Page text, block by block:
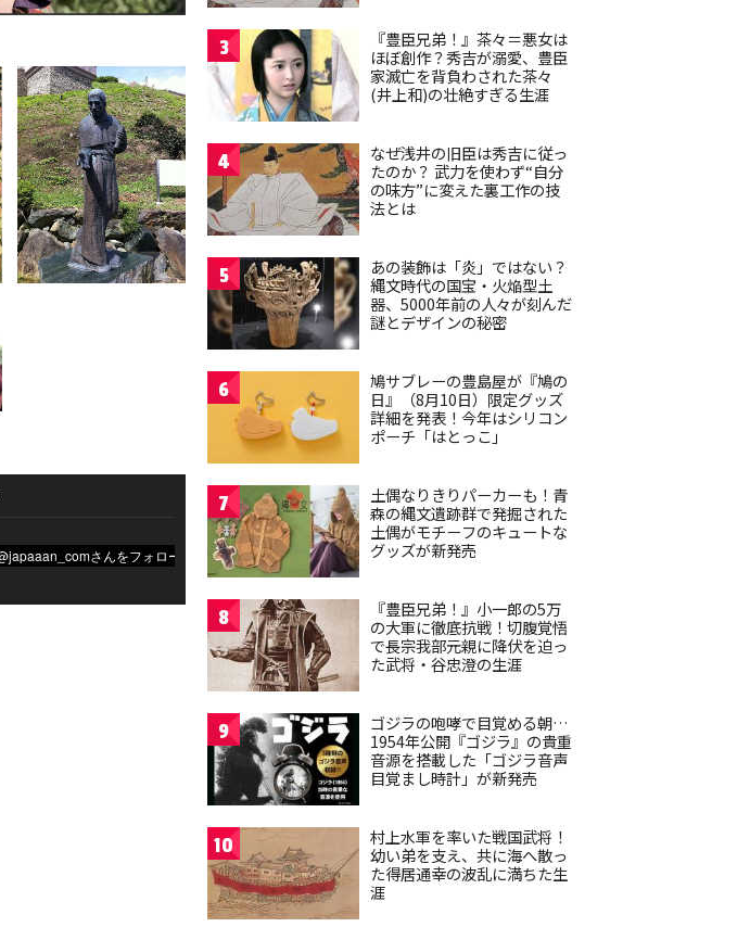
3
『豊臣兄弟！』茶々＝悪女は
ほぼ創作？秀吉が溺愛、豊臣
家滅亡を背負わされた茶々
(井上和)の壮絶すぎる生涯
4
なぜ浅井の旧臣は秀吉に従っ
たのか？ 武力を使わず“自分
の味方”に変えた裏工作の技
法とは
5
あの装飾は「炎」ではない？
縄文時代の国宝・火焔型土
器、5000年前の人々が刻んだ
謎とデザインの秘密
6
鳩サブレーの豊島屋が『鳩の
日』（8月10日）限定グッズ
詳細を発表！今年はシリコン
ポーチ「はとっこ」
7
土偶なりきりパーカーも！青
森の縄文遺跡群で発掘された
土偶がモチーフのキュートな
グッズが新発売
8
『豊臣兄弟！』小一郎の5万
の大軍に徹底抗戦！切腹覚悟
で長宗我部元親に降伏を迫っ
た武将・谷忠澄の生涯
9
ゴジラの咆哮で目覚める朝…
1954年公開『ゴジラ』の貴重
音源を搭載した「ゴジラ音声
目覚まし時計」が新発売
10
村上水軍を率いた戦国武将！
幼い弟を支え、共に海へ散っ
た得居通幸の波乱に満ちた生
涯